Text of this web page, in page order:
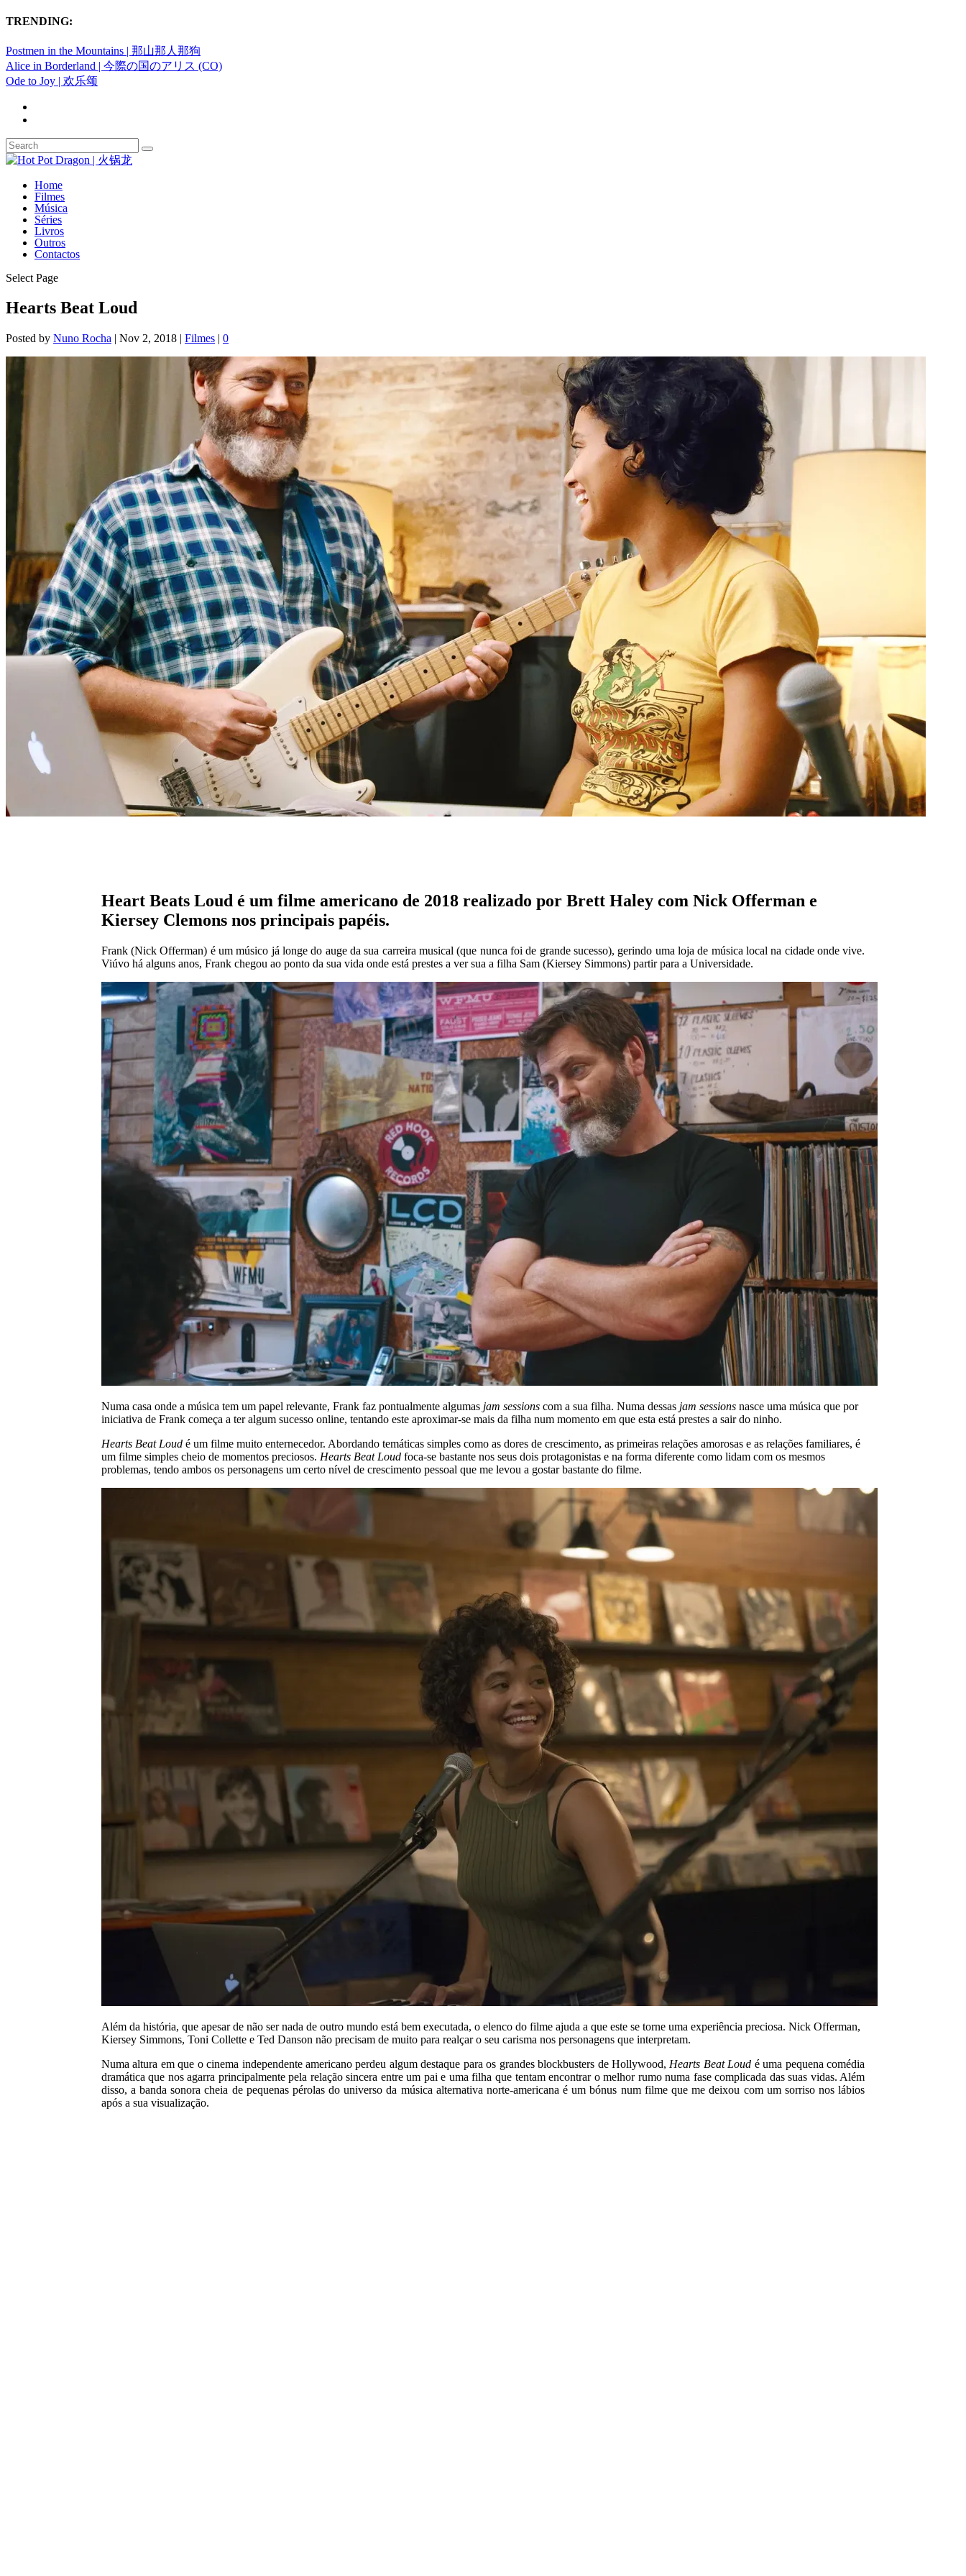
TRENDING:
Postmen in the Mountains | 那山那人那狗
Alice in Borderland | 今際の国のアリス (CO)
Ode to Joy | 欢乐颂
Home
Filmes
Música
Séries
Livros
Outros
Contactos
Select Page
Hearts Beat Loud
Posted by Nuno Rocha | Nov 2, 2018 | Filmes | 0
Heart Beats Loud é um filme americano de 2018 realizado por Brett Haley com Nick Offerman e
Kiersey Clemons nos principais papéis.
Frank (Nick Offerman) é um músico já longe do auge da sua carreira musical (que nunca foi de grande sucesso), gerindo uma loja de música local na cidade onde vive.
Viúvo há alguns anos, Frank chegou ao ponto da sua vida onde está prestes a ver sua a filha Sam (Kiersey Simmons) partir para a Universidade.
Numa casa onde a música tem um papel relevante, Frank faz pontualmente algumas jam sessionscom a sua filha. Numa dessas jam sessionsnasce uma música que por
iniciativa de Frank começa a ter algum sucesso online, tentando este aproximar-se mais da filha num momento em que esta está prestes a sair do ninho.
Hearts Beat Loudé um filme muito enternecedor. Abordando temáticas simples como as dores de crescimento, as primeiras relações amorosas e as relações familiares, é
um filme simples cheio de momentos preciosos. Hearts Beat Loudfoca-se bastante nos seus dois protagonistas e na forma diferente como lidam com os mesmos
problemas, tendo ambos os personagens um certo nível de crescimento pessoal que me levou a gostar bastante do filme.
Além da história, que apesar de não ser nada de outro mundo está bem executada, o elenco do filme ajuda a que este se torne uma experiência preciosa. Nick Offerman,
Kiersey Simmons, Toni Collette e Ted Danson não precisam de muito para realçar o seu carisma nos personagens que interpretam.
Numa altura em que o cinema independente americano perdeu algum destaque para os grandes blockbusters de Hollywood, Hearts Beat Loud é uma pequena comédia
dramática que nos agarra principalmente pela relação sincera entre um pai e uma filha que tentam encontrar o melhor rumo numa fase complicada das suas vidas. Além
disso, a banda sonora cheia de pequenas pérolas do universo da música alternativa norte-americana é um bónus num filme que me deixou com um sorriso nos lábios
após a sua visualização.